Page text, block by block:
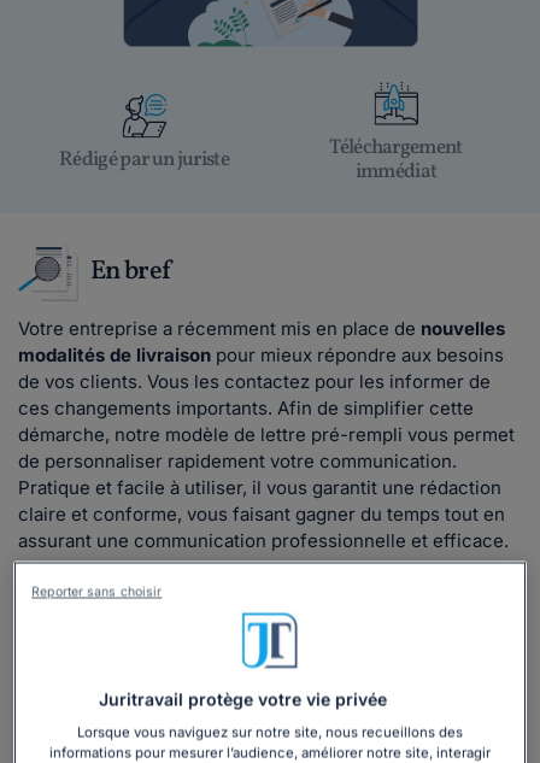
Rédigé par un juriste
Téléchargement
immédiat
En bref
Votre entreprise a récemment mis en place de nouvelles
modalités de livraison pour mieux répondre aux besoins
de vos clients. Vous les contactez pour les informer de
ces changements importants. Afin de simplifier cette
démarche, notre modèle de lettre pré-rempli vous permet
de personnaliser rapidement votre communication.
Pratique et facile à utiliser, il vous garantit une rédaction
claire et conforme, vous faisant gagner du temps tout en
assurant une communication professionnelle et efficace.
Lire la suite
modèle de lettreest inclus dans le
dossier :
Juritravail protège votre vie privée
Lorsque vous naviguez sur notre site, nous recueillons des
informations pour mesurer l’audience, améliorer notre site, interagir
Reporter sans choisir